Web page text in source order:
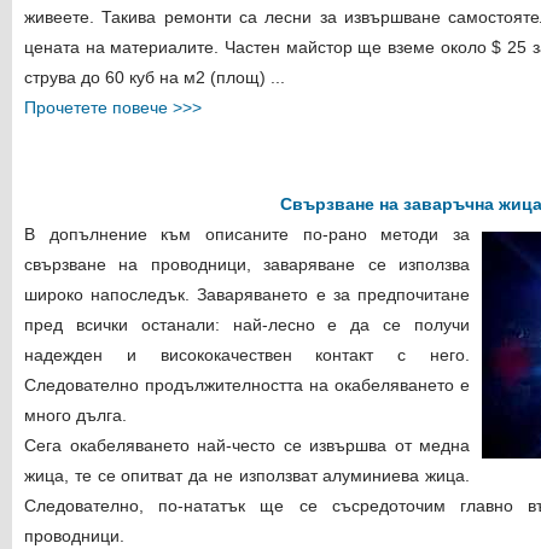
живеете. Такива ремонти са лесни за извършване
цената на материалите. Частен майстор ще вземе около $ 25
струва до 60 куб на м2 (площ) ...
Прочетете повече >>>
Свързване на заваръчна жица
В допълнение към описаните по-рано методи за
свързване на проводници, заваряване се използва
широко напоследък. Заваряването е за предпочитане
пред всички останали: най-лесно е да се получи
надежден и висококачествен контакт с него.
Следователно продължителността на окабеляването е
много дълга.
Сега окабеляването най-често се извършва от медна
жица, те се опитват да не използват алуминиева жица.
Следователно, по-нататък ще се съсредоточим главно
проводници.